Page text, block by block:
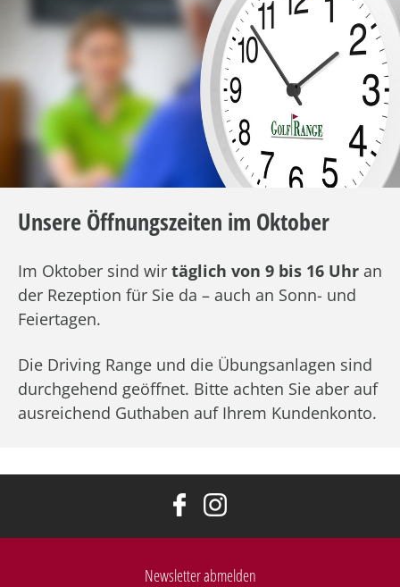
Unsere Öffnungszeiten im Oktober
Im Oktober sind wir täglich von 9 bis 16 Uhr an
der Rezeption für Sie da – auch an Sonn- und
Feiertagen.
Die Driving Range und die Übungsanlagen sind
durchgehend geöffnet. Bitte achten Sie aber auf
ausreichend Guthaben auf Ihrem Kundenkonto.
Newsletter abmelden